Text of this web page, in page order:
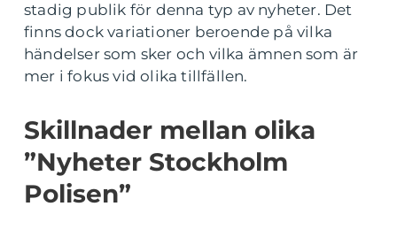
stadig publik för denna typ av nyheter. Det
finns dock variationer beroende på vilka
händelser som sker och vilka ämnen som är
mer i fokus vid olika tillfällen.
Skillnader mellan olika
”Nyheter Stockholm
Polisen”